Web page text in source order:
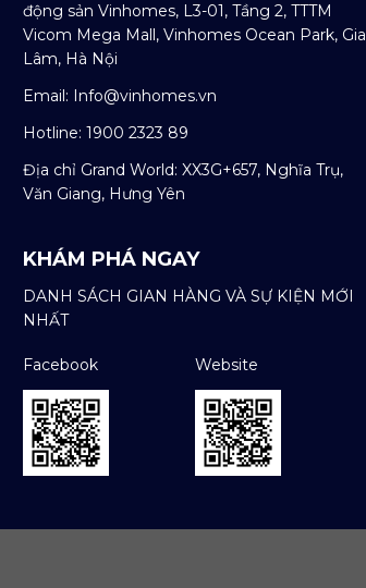
động sản Vinhomes, L3-01, Tầng 2, TTTM
Vicom Mega Mall, Vinhomes Ocean Park, Gia
Lâm, Hà Nội
Email:
Info@vinhomes.vn
Hotline: 1900 2323 89
Địa chỉ Grand World: XX3G+657, Nghĩa Trụ,
Văn Giang, Hưng Yên
KHÁM PHÁ NGAY
DANH SÁCH GIAN HÀNG VÀ SỰ KIỆN MỚI
NHẤT
Facebook Website